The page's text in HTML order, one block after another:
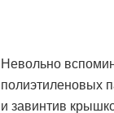
Невольно
полиэтиленовых
и завинтив